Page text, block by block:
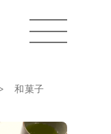
和菓子